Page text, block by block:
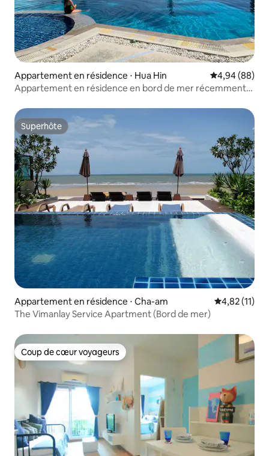
Appartement en résidence ⋅ Hua Hin Évaluation
4,94 (88)
Appartement en résidence en bord de mer récemment
Superhôte
Superhôte
Appartement en résidence ⋅ Cha-am Évaluation
4,82 (11)
The Vimanlay Service Apartment (Bord de mer)
Coup de cœur voyageurs
Coup de cœur voyageurs